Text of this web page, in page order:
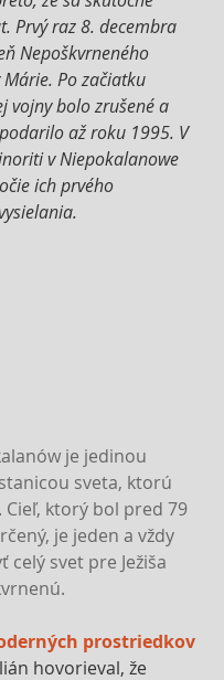
Prvý raz 8. decembra
Nepoškvrneného
Po začiatku
vojny bolo zrušené a
až roku 1995. V
v Niepokalanowe
ich prvého
je jedinou
sveta, ktorú
Cieľ, ktorý bol pred 79
je jeden a vždy
celý svet pre Ježiša
prostriedkov
hovorieval, že